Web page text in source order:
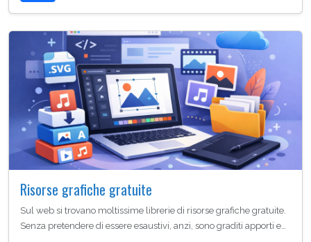
Risorse grafiche gratuite
Sul web si trovano moltissime librerie di risorse grafiche gratuite.
Senza pretendere di essere esaustivi, anzi, sono graditi apporti e…